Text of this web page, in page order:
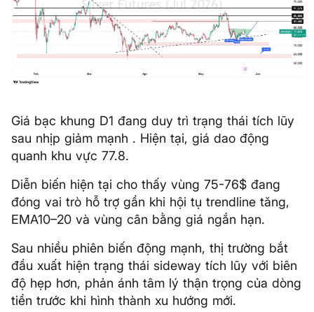
Giá bạc khung D1 đang duy trì trạng thái tích lũy
sau nhịp giảm mạnh . Hiện tại, giá dao động
quanh khu vực 77.8.
Diễn biến hiện tại cho thấy vùng 75-76$ đang
đóng vai trò hỗ trợ gần khi hội tụ trendline tăng,
EMA10–20 và vùng cân bằng giá ngắn hạn.
Sau nhiều phiên biến động mạnh, thị trường bắt
đầu xuất hiện trạng thái sideway tích lũy với biên
độ hẹp hơn, phản ánh tâm lý thận trọng của dòng
tiền trước khi hình thành xu hướng mới.